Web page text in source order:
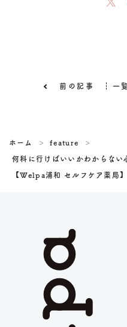
前の記事 一
ホーム feature
何科に行けばいいかわからない
【Welpa浦和 セルフケア薬局】